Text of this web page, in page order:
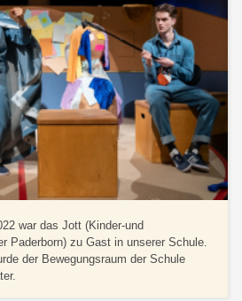
war das Jott (Kinder-und
Paderborn) zu Gast in unserer Schule.
der Bewegungsraum der Schule